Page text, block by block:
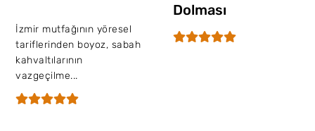
İzmir mutfağının yöresel
tariflerinden boyoz, sabah
kahvaltılarının
vazgeçilme...
Dolması